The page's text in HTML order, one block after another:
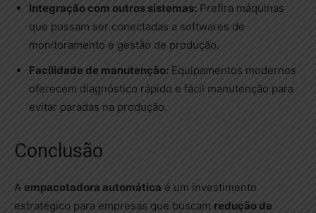
Integração com outros sistemas: Prefira máquinas
que possam ser conectadas a softwares de
monitoramento e gestão de produção.
Facilidade de manutenção: Equipamentos modernos
oferecem diagnóstico rápido e fácil manutenção para
evitar paradas na produção.
Conclusão
A empacotadora automática é um investimento
estratégico para empresas que buscam redução de